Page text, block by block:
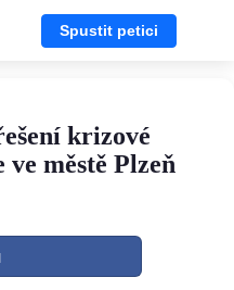
Spustit petici
krizové
ve městě Plzeň